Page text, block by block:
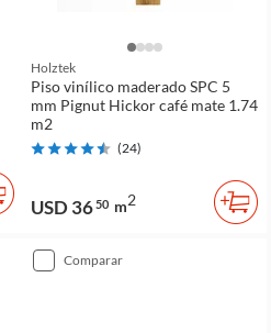
Holztek
Piso vinílico maderado SPC 5
mm Pignut Hickor café mate 1.74
m2
(24)
USD 3650 m2
comparar